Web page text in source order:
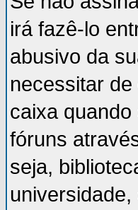
irá fazê-lo
abusivo da
necessitar
caixa
fóruns
seja,
universidade,